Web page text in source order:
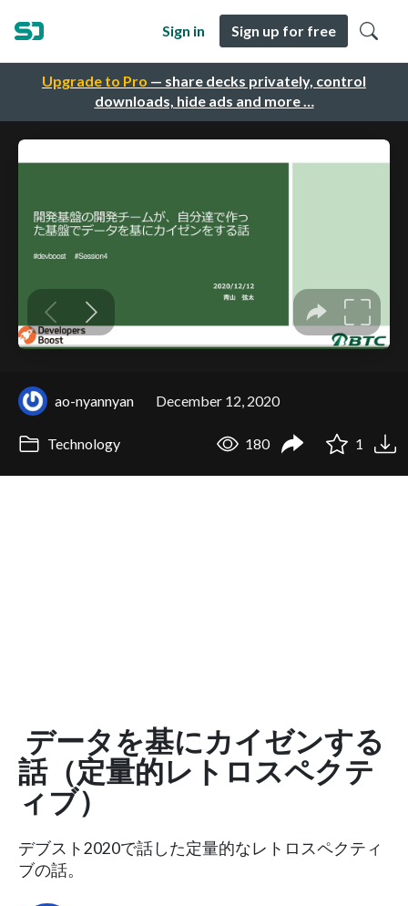
Upgrade to Pro — share decks privately, control
downloads, hide ads and more …
Sign in Sign up for free
ao-nyannyan December 12, 2020
Technology 180 1
データを基にカイゼンする
話（定量的レトロスペクテ
ィブ）
デブスト2020で話した定量的なレトロスペクティ
ブの話。